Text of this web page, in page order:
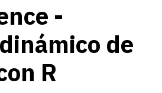
-
de
R